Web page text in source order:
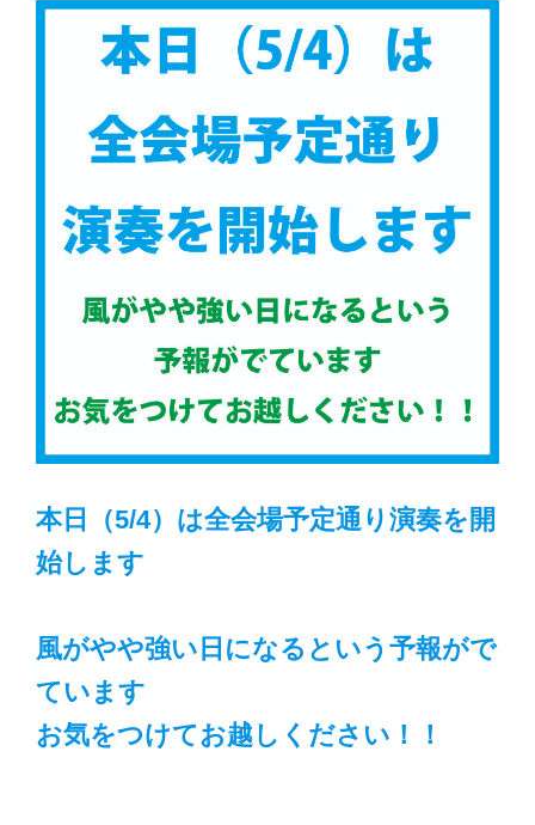
本日（5/4）は全会場予定通り演奏を開
始します
風がやや強い日になるという予報がで
ています
お気をつけてお越しください！！